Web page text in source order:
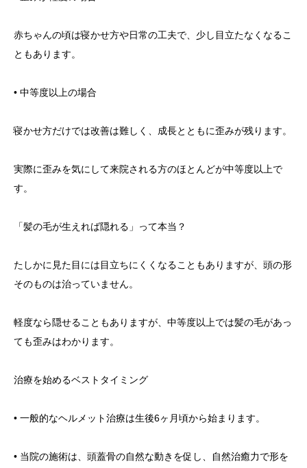
赤ちゃんの頃は寝かせ方や日常の工夫で、少し目立たなくなるこ
ともあります。
• 中等度以上の場合
寝かせ方だけでは改善は難しく、成長とともに歪みが残ります。
実際に歪みを気にして来院される方のほとんどが中等度以上で
す。
「髪の毛が生えれば隠れる」って本当？
たしかに見た目には目立ちにくくなることもありますが、頭の形
そのものは治っていません。
軽度なら隠せることもありますが、中等度以上では髪の毛があっ
ても歪みはわかります。
治療を始めるベストタイミング
• 一般的なヘルメット治療は生後6ヶ月頃から始まります。
• 当院の施術は、頭蓋骨の自然な動きを促し、自然治癒力で形を